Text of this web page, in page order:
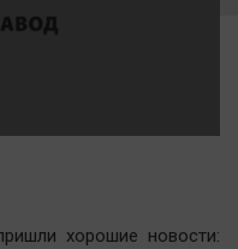
хорошие новости: